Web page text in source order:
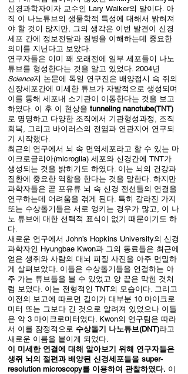
신경과학자이자 교수인 Lary Walker의 말이다. 아
직 이 나노튜브의 생물학적 특성에 대해서 밝혀져
야 할 것이 많지만, 그의 생각은 이번 발견이 신경
세포 간에 정보전달과 질병을 이해하는데 중요한
의미를 지닌다고 보았다.
연구자들은 이미 꽤 오래전에 일부 세포들이 나노
튜브를 형성한다는 것을 알고 있었다. 2004년
Science지 논문에 독일 연구진은 배양접시 속 쥐의
신장세포간에 미세한 튜브가 자발적으로 생성되며
이를 통해 세포내 소기관이 이동한다는 것을 보고
하였다. 이 후 이 현상을 tunneling nanotube(TNT)
로 명명하고 다양한 조직에서 기관형성과정, 조직
회복, 그리고 바이러스의 전염과 연관지어 연구되
기 시작했다.
최근의 연구에서 뇌 속 면역세포라고 할 수 있는 마
이크로글리아(microglia) 세포와 신경간에 TNT가
생성되는 것을 밝히기도 하였다. 이는 뇌의 건강과
질환에 중요한 역할을 한다는 것을 말한다. 하지만
과학자들은 곧 포유류 뇌 속 신경 전선들의 연결을
연구하는데 어려움을 겪게 된다. 특히 갈라진 가지
또는 수상돌기들은 서로 엉키는 경우가 많고, 이 나
노 튜브에 대한 선택적 표식이 없기 때문이기도 하
다.
새로운 연구에서 John’s Hopkins University의 신경
과학자인 Hyungbae Kwon과 그의 동료들은 최근에
얻은 생쥐와 사람의 대뇌 피질 사진을 아주 면밀하
게 살펴보았다. 이들은 수상돌기들을 연결하는 아
주 가는 튜브들을 볼 수 있었고 양 끝은 막힌 것처
럼 보였다. 이는 전형적인 TNT의 모습이다. 그리고
이전의 보고에 따르면 길이가 대부분 10 마이크로
미터 또는 그보다 긴 것으로 알려져 있었으나 이들
은 약 3 마이크로미터였다. Kwon의 연구팀은 따라
서 이를 잠정적으로 수상돌기 나노튜브(DNT)라고
새로운 이름을 붙이게 되었다.
이 미세한 연결에 대해 알아보기 위해 연구자들은
생쥐 뇌의 절편과 배양된 신경세포들을 super-
resolution microscopy를 이용하여 관찰하였다. 이